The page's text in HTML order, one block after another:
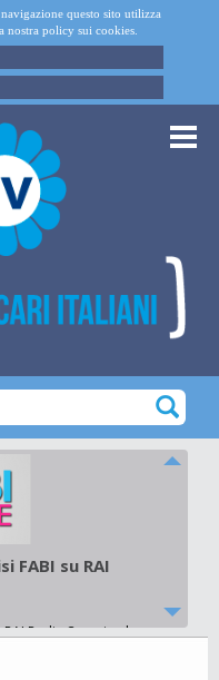
questo sito utilizza
nostra policy sui cookies.
FABI su RAI
Radio 3 oggi nel